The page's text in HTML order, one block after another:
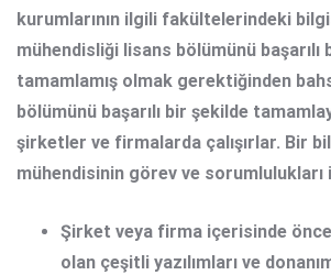
kurumlarının ilgili fakültelerindeki
mühendisliği lisans bölümünü başarılı
tamamlamış olmak gerektiğinden
bölümünü başarılı bir şekilde
şirketler ve firmalarda çalışırlar. Bir
mühendisinin görev ve sorumlulukları
Şirket veya firma içerisinde
olan çeşitli yazılımları ve